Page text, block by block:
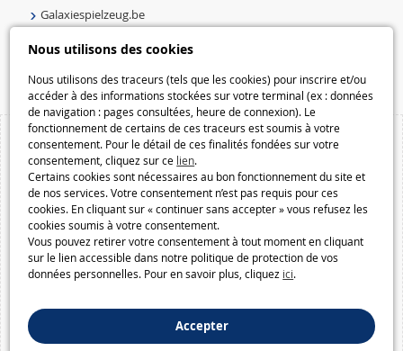
Nous utilisons des cookies
Nous utilisons des traceurs (tels que les cookies) pour inscrire et/ou
accéder à des informations stockées sur votre terminal (ex : données
de navigation : pages consultées, heure de connexion). Le
fonctionnement de certains de ces traceurs est soumis à votre
consentement. Pour le détail de ces finalités fondées sur votre
consentement, cliquez sur ce lien.
Certains cookies sont nécessaires au bon fonctionnement du site et
de nos services. Votre consentement n’est pas requis pour ces
cookies. En cliquant sur « continuer sans accepter » vous refusez les
cookies soumis à votre consentement.
Vous pouvez retirer votre consentement à tout moment en cliquant
sur le lien accessible dans notre politique de protection de vos
données personnelles. Pour en savoir plus, cliquez ici.
Accepter
Galaxiespielzeug.be